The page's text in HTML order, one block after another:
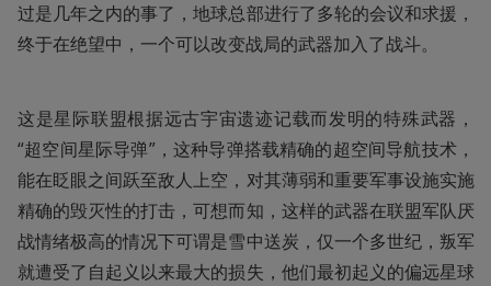
过是几年之内的事了，地球总部进行了多轮的会议和求援，
终于在绝望中，一个可以改变战局的武器加入了战斗。
这是星际联盟根据远古宇宙遗迹记载而发明的特殊武器，
“超空间星际导弹”，这种导弹搭载精确的超空间导航技术，
能在眨眼之间跃至敌人上空，对其薄弱和重要军事设施实施
精确的毁灭性的打击，可想而知，这样的武器在联盟军队厌
战情绪极高的情况下可谓是雪中送炭，仅一个多世纪，叛军
就遭受了自起义以来最大的损失，他们最初起义的偏远星球